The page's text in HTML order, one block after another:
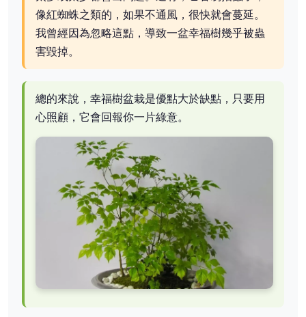
像紅蜘蛛之類的，如果不通風，很快就會蔓延。
我曾經因為忽略這點，導致一盆幸福樹幾乎被蟲
害毀掉。
總的來說，幸福樹盆栽是優點大於缺點，只要用
心照顧，它會回報你一片綠意。